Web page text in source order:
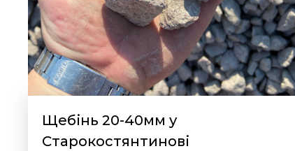
Щебінь 20-40мм у
Старокостянтинові